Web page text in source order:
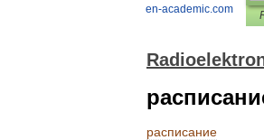
en-academic.com
расписание